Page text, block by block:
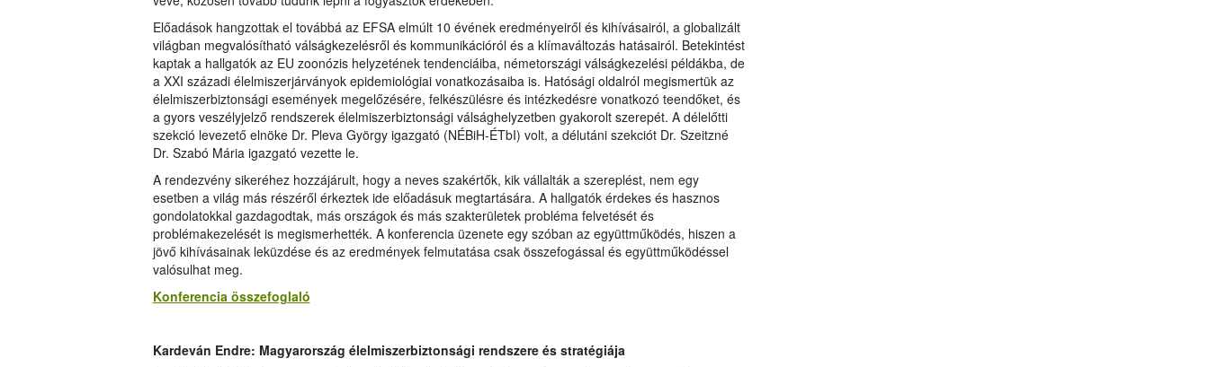
Előadások hangzottak el továbbá az EFSA elmúlt 10 évének eredményeiről és kihívásairól, a globalizált
világban megvalósítható válságkezelésről és kommunikációról és a klímaváltozás hatásairól. Betekintést
kaptak a hallgatók az EU zoonózis helyzetének tendenciáiba, németországi válságkezelési példákba, de
a XXI századi élelmiszerjárványok epidemiológiai vonatkozásaiba is. Hatósági oldalról megismertük az
élelmiszerbiztonsági események megelőzésére, felkészülésre és intézkedésre vonatkozó teendőket, és
a gyors veszélyjelző rendszerek élelmiszerbiztonsági válsághelyzetben gyakorolt szerepét. A délelőtti
szekció levezető elnöke Dr. Pleva György igazgató (NÉBiH-ÉTbI) volt, a délutáni szekciót Dr. Szeitzné
Dr. Szabó Mária igazgató vezette le.
A rendezvény sikeréhez hozzájárult, hogy a neves szakértők, kik vállalták a szereplést, nem egy
esetben a világ más részéről érkeztek ide előadásuk megtartására. A hallgatók érdekes és hasznos
gondolatokkal gazdagodtak, más országok és más szakterületek probléma felvetését és
problémakezelését is megismerhették. A konferencia üzenete egy szóban az együttműködés, hiszen a
jövő kihívásainak leküzdése és az eredmények felmutatása csak összefogással és együttműködéssel
valósulhat meg.
Konferencia összefoglaló
Kardeván Endre: Magyarország élelmiszerbiztonsági rendszere és stratégiája